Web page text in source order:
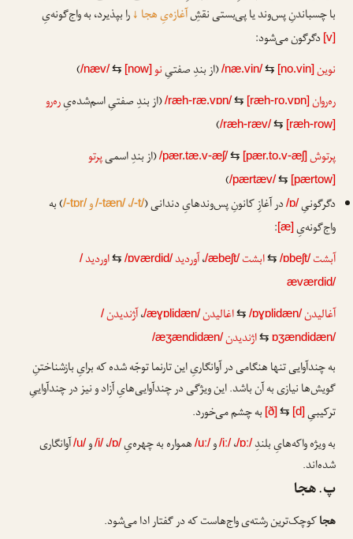
با چسباندنِ پس‌وند یا پی‌بستی نقشِآغازه‌یِ هجا↓را بپذیرد، به واج‌گونه‌یِ
[v] دگرگون می‌شود:
نوین [no.vin]
⇆
/næ.vin/(از بندِ صفتیِنو [now]
⇆
/næv/
)
ره‌ر‌وان [ræh-ro.vɒn]
⇆
/ræh-ræ.vɒn/(از بندِ صفتیِ اسم‌شده‌یِره‌رو
[ræh-row]
⇆
/ræh-ræv/
)
پرتوش [pær.to.v-æʃ]
⇆
/pær.tæ.v-æʃ/(از بندِ اسمیپرتو
[pærtow]
⇆
/pærtæv/
)
دگرگونیِ/ɒ/در آغازِ کانونِ پس‌وندهایِ دندانی (/-t/،/-tæn/و/-tɒr/) به
واج‌گونه‌یِ [æ]
:
آبشت /ɒbeʃt/
⇆ ابشت /æbeʃt/،آوردید /ɒværdid/
⇆ اوردید /
æværdid/
آغالیدن/ɒɣɒlidæn/
⇆ اغالیدن/æɣɒlidæn/،آژندیدن/
ɒʒændidæn/
⇆ اژندیدن/æʒændidæn/
به چندآوایی تنها هنگامی در آوانگاریِ این تارنما توجّه شده که برایِ بازشناختنِ
گویش‌ها نیازی به آن باشد. این ویژگی در چندآوایی‌هایِ آزاد و نیز در چندآواییِ
ترکیبیِ [d]
⇆
[ð] به چشم می‌خورد.
به ویژه واکه‌هایِ بلندِ/ɒː/،/iː/و/uː/همواره به چهره‌یِ/ɒ/،/i/و/u/آوانگاری
شده‌اند.
پ. هجا
هجاکوچک‌ترین رشته‌ی واج‌هاست که در گفتار ادا می‌شود.